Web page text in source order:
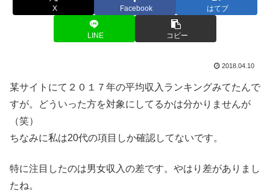
X Facebook はてブ
LINE コピー
2018.04.10
某サイトにて２０１７年の平均収入ランキングみてたんで
すが。どういった方を対象にしてるかは分かりませんが
（笑）
ちなみに私は20代の項目しか確認してないです。
特に注目したのは男女収入の差です。やはり差がありまし
たね。